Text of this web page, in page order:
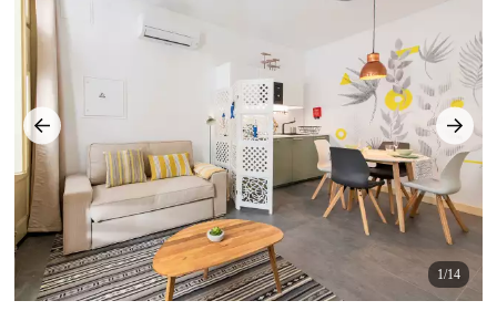
1/14